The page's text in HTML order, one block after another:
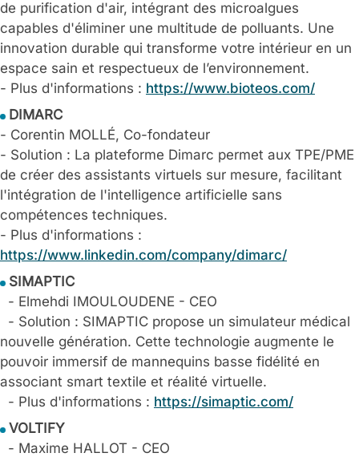
de purification d'air, intégrant des microalgues
capables d'éliminer une multitude de polluants. Une
innovation durable qui transforme votre intérieur en un
espace sain et respectueux de l’environnement.
- Plus d'informations : https://www.bioteos.com/
DIMARC
- Corentin MOLLÉ, Co-fondateur
- Solution : La plateforme Dimarc permet aux TPE/PME
de créer des assistants virtuels sur mesure, facilitant
l'intégration de l'intelligence artificielle sans
compétences techniques.
- Plus d'informations :
https://www.linkedin.com/company/dimarc/
SIMAPTIC
- Elmehdi IMOULOUDENE - CEO
- Solution : SIMAPTIC propose un simulateur médical
nouvelle génération. Cette technologie augmente le
pouvoir immersif de mannequins basse fidélité en
associant smart textile et réalité virtuelle.
- Plus d'informations : https://simaptic.com/
VOLTIFY
- Maxime HALLOT - CEO